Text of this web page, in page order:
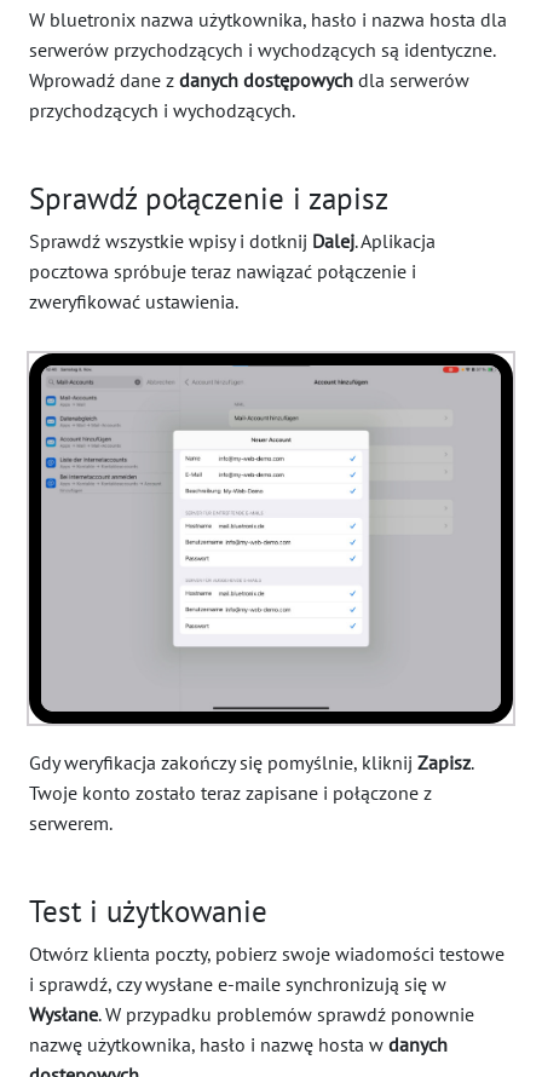
W bluetronix nazwa użytkownika, hasło i nazwa hosta dla
serwerów przychodzących i wychodzących są identyczne.
Wprowadź dane z danych dostępowych dla serwerów
przychodzących i wychodzących.
Sprawdź połączenie i zapisz
Sprawdź wszystkie wpisy i dotknij Dalej. Aplikacja
pocztowa spróbuje teraz nawiązać połączenie i
zweryfikować ustawienia.
Gdy weryfikacja zakończy się pomyślnie, kliknij Zapisz.
Twoje konto zostało teraz zapisane i połączone z
serwerem.
Test i użytkowanie
Otwórz klienta poczty, pobierz swoje wiadomości testowe
i sprawdź, czy wysłane e-maile synchronizują się w
Wysłane. W przypadku problemów sprawdź ponownie
nazwę użytkownika, hasło i nazwę hosta w danych